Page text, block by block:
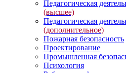
Педагогическая
(высшее)
Педагогическая
(дополнительное)
Пожарная безопасность
Проектирование
Промышленная
Психология